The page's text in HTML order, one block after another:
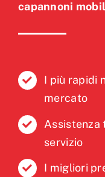
capannoni
I più rapidi
mercato
Assistenza
servizio
I migliori